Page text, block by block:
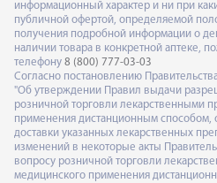
информационный характер и ни при
публичной офертой, определяемой
получения подробной информации о
наличии товара в конкретной аптеке,
телефону 8 (800) 777-03-03
Согласно постановлению
"Об утверждении Правил выдачи
розничной торговли лекарственными
применения дистанционным способом,
доставки указанных лекарственных
изменений в некоторые акты
вопросу розничной торговли
медицинского применения